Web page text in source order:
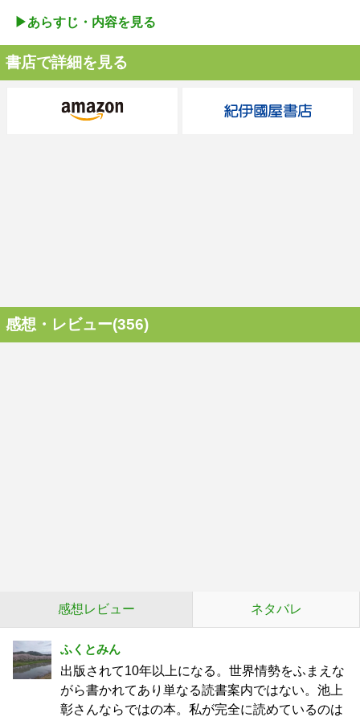
▶︎あらすじ・内容を見る
書店で詳細を見る
感想・レビュー(356)
感想レビュー ネタバレ
ふくとみん
出版されて10年以上になる。世界情勢をふまえな
がら書かれてあり単なる読書案内ではない。池上
彰さんならではの本。私が完全に読めているのは